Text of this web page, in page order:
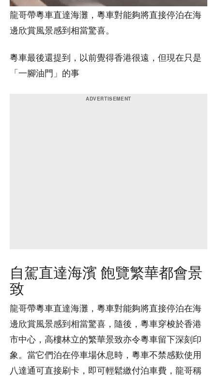
龍哥帶粵車直達海灘，粵車對能夠將直接停泊在海
邊欣賞風景感到相當驚喜。
粵車最後還提到，以前覺得香港很遠，但現在只是
「一腳油門」的事
自駕直達海濱 飽覽繁華都會景
致
龍哥帶粵車直達海灘，粵車對能夠將直接停泊在海
邊欣賞風景感到相當驚喜，隨後，粵車穿梭於香港
市中心，高樓林立的繁華景致亦令粵車留下深刻印
象。當它們泊在停車場休息時，粵車不禁感歎使用
八達通可直接刷卡，即可輕鬆繳付泊車費，龍哥稱